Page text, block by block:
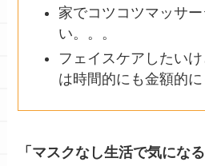
家でコツコツマッサ
い。。。
フェイスケアしたい
は時間的にも金額的
「マスクなし生活で気にな